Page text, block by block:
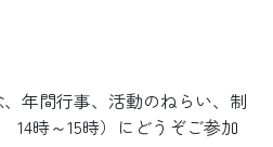
年間行事、活動のねらい、制
時～15時）にどうぞご参加